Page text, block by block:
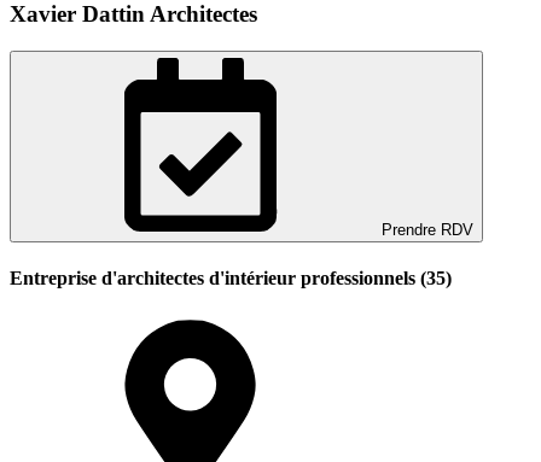
Xavier Dattin Architectes
Prendre RDV
Entreprise d'architectes d'intérieur professionnels (35)